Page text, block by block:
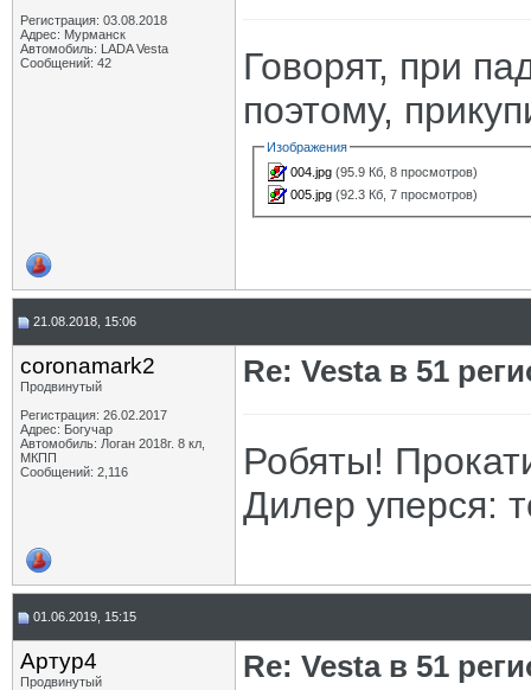
Регистрация: 03.08.2018
Адрес: Мурманск
Автомобиль: LADA Vesta
Сообщений: 42
Говорят, при
поэтому,
Изображения
004.jpg (95.9 Кб, 8 просмотров)
005.jpg (92.3 Кб, 7 просмотров)
21.08.2018, 15:06
coronamark2
Продвинутый
Регистрация: 26.02.2017
Адрес: Богучар
Автомобиль: Логан 2018г. 8 кл,
МКПП
Сообщений: 2,116
Re: Vesta в 51
Робяты!
Дилер уперся:
01.06.2019, 15:15
Артур4
Продвинутый
Re: Vesta в 51